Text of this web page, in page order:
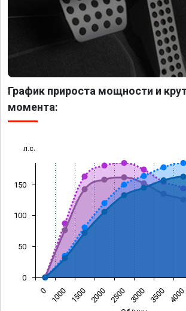
График прироста мощности и
момента:
л.с.
0 1000 1500 2000 2500 3000 3500 4000
0
50
100
150